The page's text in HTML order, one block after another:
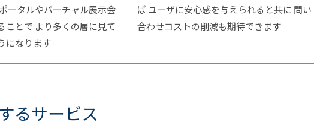
ータルやバーチャル展示会
ことで より多くの層に見て
になります
ば ユーザに安心感を与えられると共に 問い
合わせコストの削減も期待できます
るサービス